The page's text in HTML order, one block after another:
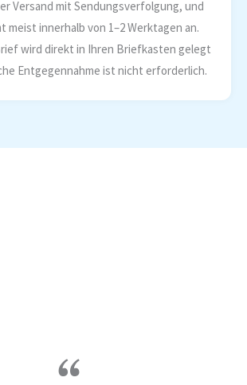
Versand mit Sendungsverfolgung, und
meist innerhalb von 1–2 Werktagen an.
wird direkt in Ihren Briefkasten gelegt
Entgegennahme ist nicht erforderlich.